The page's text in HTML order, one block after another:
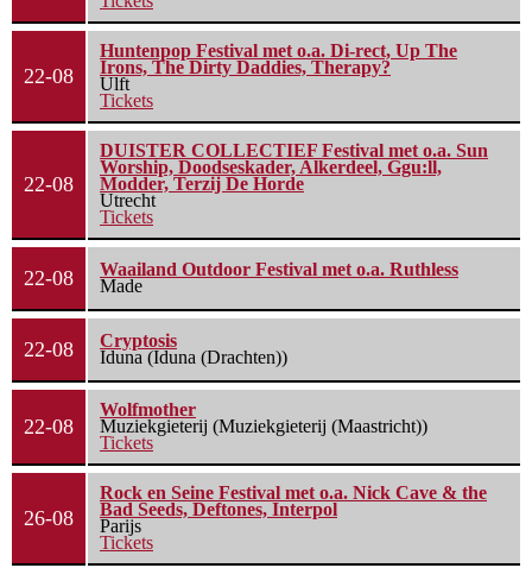
22-08
Huntenpop Festival met o.a. Di-rect, Up The
Irons, The Dirty Daddies, Therapy?
Ulft
Tickets
22-08
DUISTER COLLECTIEF Festival met o.a. Sun
Worship, Doodseskader, Alkerdeel, Ggu:ll,
Modder, Terzij De Horde
Utrecht
Tickets
22-08
Waailand Outdoor Festival met o.a. Ruthless
Made
22-08
Cryptosis
Iduna (Iduna (Drachten))
22-08
Wolfmother
Muziekgieterij (Muziekgieterij (Maastricht))
Tickets
26-08
Rock en Seine Festival met o.a. Nick Cave & the
Bad Seeds, Deftones, Interpol
Parijs
Tickets